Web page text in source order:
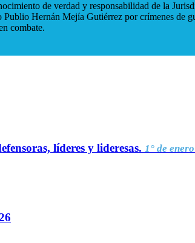
de verdad y responsabilidad de la
Hernán Mejía Gutiérrez por crímenes de
combate.
líderes y lideresas. 1° de